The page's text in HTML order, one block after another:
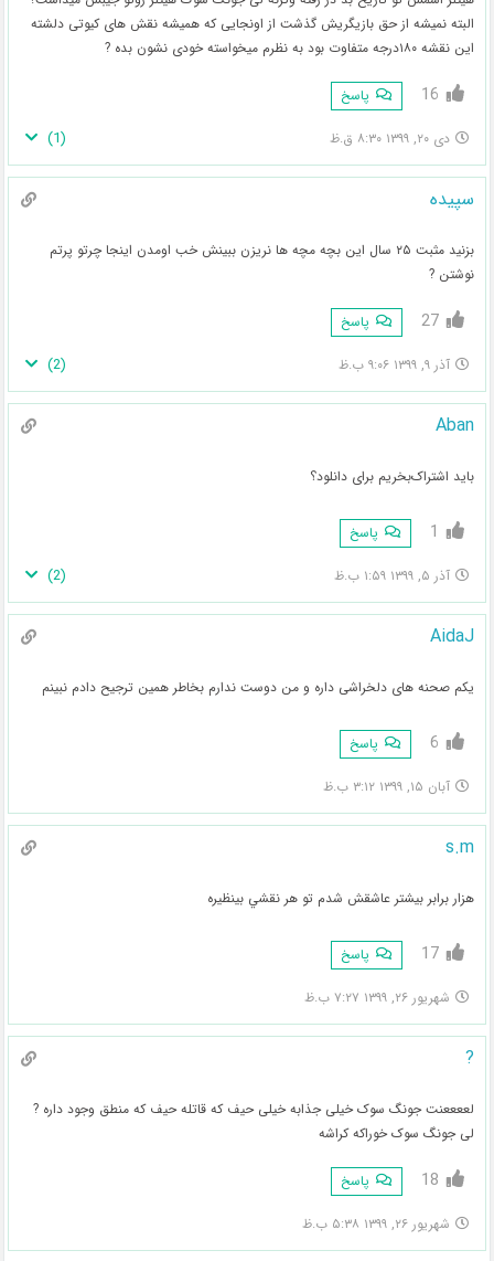
البته نمیشه از حق بازیگریش گذشت از اونجایی که همیشه نقش های کیوتی دلشته
این نقشه ۱۸۰درجه متفاوت بود به نظرم میخواسته خودی نشون بده ?
16 پاسخ
دی ۲۰, ۱۳۹۹ ۸:۳۰ ق.ظ (
1
)
سپیده
بزنید مثبت ۲۵ سال این بچه مچه ها نریزن ببینش خب اومدن اینجا چرتو پرتم
نوشتن ?
27 پاسخ
آذر ۹, ۱۳۹۹ ۹:۰۶ ب.ظ (
2
)
Aban
باید اشتراک‌بخریم برای دانلود؟
1 پاسخ
آذر ۵, ۱۳۹۹ ۱:۵۹ ب.ظ (
2
)
AidaJ
یکم صحنه های دلخراشی داره و من دوست ندارم بخاطر همین ترجیح دادم نبینم
6 پاسخ
آبان ۱۵, ۱۳۹۹ ۳:۱۲ ب.ظ
s.m
هزار برابر بيشتر عاشقش شدم تو هر نقشي بينظيره
17 پاسخ
شهریور ۲۶, ۱۳۹۹ ۷:۲۷ ب.ظ
?
لععععنت جونگ سوک خیلی جذابه خیلی حیف که قاتله حیف که منطق وجود داره ?
لی جونگ سوک خوراکه کراشه
18 پاسخ
شهریور ۲۶, ۱۳۹۹ ۵:۳۸ ب.ظ